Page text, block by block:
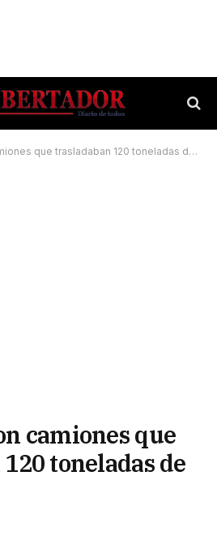
que trasladaban 120 toneladas de soja ilegal
camiones que
toneladas de